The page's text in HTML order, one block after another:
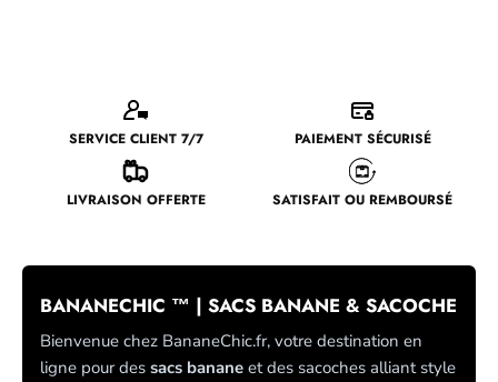
SERVICE CLIENT 7/7 PAIEMENT SÉCURISÉ
LIVRAISON OFFERTE SATISFAIT OU REMBOURSÉ
BANANECHIC ™ | SACS BANANE & SACOCHE
Bienvenue chez BananeChic.fr, votre destination en
ligne pour des sacs banane et des sacoches alliant style